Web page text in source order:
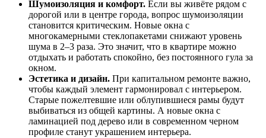
Шумоизоляция и комфорт. Если вы живёте рядом с
дорогой или в центре города, вопрос шумоизоляции
становится критическим. Новые окна с
многокамерными стеклопакетами снижают уровень
шума в 2–3 раза. Это значит, что в квартире можно
отдыхать и работать спокойно, без постоянного гула за
окном.
Эстетика и дизайн. При капитальном ремонте важно,
чтобы каждый элемент гармонировал с интерьером.
Старые пожелтевшие или облупившиеся рамы будут
выбиваться из общей картины. А новые окна с
ламинацией под дерево или в современном черном
профиле станут украшением интерьера.